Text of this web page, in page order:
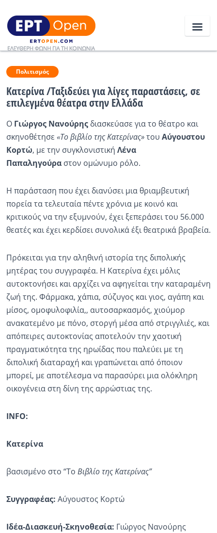
Ειδήσεις
Ελλάδα
Κοινωνία
Πολιτική
Οικονομία
Κόσμος
Ραδιόφωνο
Εκπομπές
Πολιτισμός
Πολιτισμός
Κατερίνα /Ταξιδεύει για λίγες παραστάσεις, σε
επιλεγμένα θέατρα στην Ελλάδα
Ο Γιώργος Νανούρηςδιασκεύασε για το θέατρο και
σκηνοθέτησε «Το βιβλίο της Κατερίνας»του Αύγουστου
Κορτώ, με την συγκλονιστική Λένα
Παπαληγούραστον ομώνυμο ρόλο.
Η παράσταση που έχει διανύσει μια θριαμβευτική
πορεία τα τελευταία πέντε χρόνια με κοινό και
κριτικούς να την εξυμνούν, έχει ξεπεράσει του 56.000
θεατές και έχει κερδίσει συνολικά έξι θεατρικά βραβεία.
Πρόκειται για την αληθινή ιστορία της διπολικής
μητέρας του συγγραφέα. Η Κατερίνα έχει μόλις
αυτοκτονήσει και αρχίζει να αφηγείται την καταραμένη
ζωή της. Φάρμακα, χάπια, σύζυγος και γιος, αγάπη και
μίσος, ομοφυλοφιλία,, αυτοσαρκασμός, χιούμορ
ανακατεμένο με πόνο, στοργή μέσα από στριγγλιές, και
απόπειρες αυτοκτονίας αποτελούν την χαοτική
πραγματικότητα της ηρωίδας που παλεύει με τη
διπολική διαταραχή και γραπώνεται από όποιον
μπορεί, με αποτέλεσμα να παρασύρει μια ολόκληρη
οικογένεια στη δίνη της αρρώστιας της.
INFO:
Κατερίνα
βασισμένο στο “Το Βιβλίο της Κατερίνας”
Συγγραφέας: Αύγουστος Κορτώ
Ιδέα-Διασκευή-Σκηνοθεσία: Γιώργος Νανούρης